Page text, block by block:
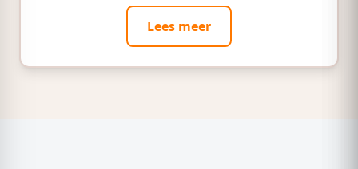
Lees meer